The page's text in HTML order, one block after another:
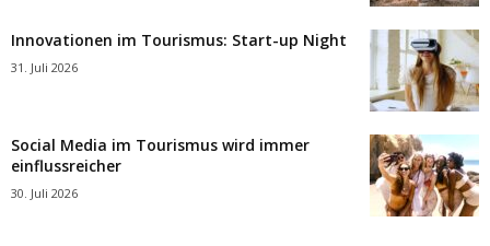
Innovationen im Tourismus: Start-up Night
31. Juli 2026
Social Media im Tourismus wird immer
einflussreicher
30. Juli 2026